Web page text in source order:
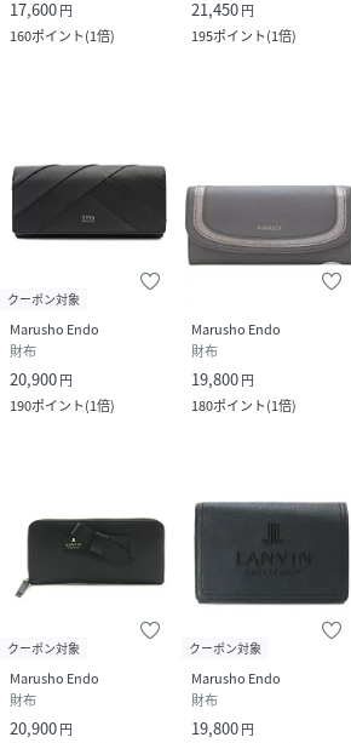
17,600円
160ポイント(1倍)
21,450円
195ポイント(1倍)
クーポン対象
Marusho Endo
財布
20,900円
190ポイント(1倍)
Marusho Endo
財布
19,800円
180ポイント(1倍)
クーポン対象
Marusho Endo
財布
20,900円
クーポン対象
Marusho Endo
財布
19,800円